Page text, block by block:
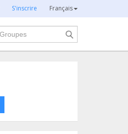
S'inscrire Français